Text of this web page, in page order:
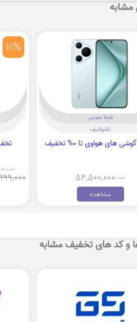
مشابه
فعلا معتبر
تکنولایف
های هواوی تا 0% تخفیف
قیمت:54,500,000
مشاهده
11%
قیمت
و کد های تخفیف مشابه